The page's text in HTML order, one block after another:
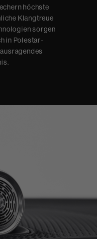
höchste
Klangtreue
sorgen
in Polestar-